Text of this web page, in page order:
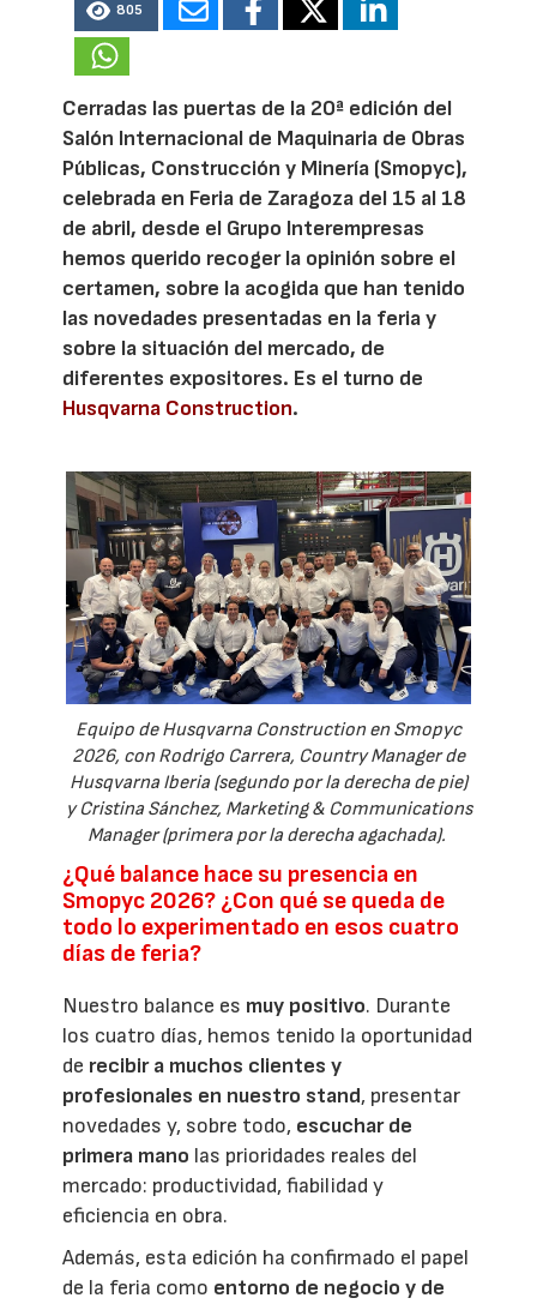
805
Cerradas las puertas de la 20ª edición del
Salón Internacional de Maquinaria de Obras
Públicas, Construcción y Minería (Smopyc),
celebrada en Feria de Zaragoza del 15 al 18
de abril, desde el Grupo Interempresas
hemos querido recoger la opinión sobre el
certamen, sobre la acogida que han tenido
las novedades presentadas en la feria y
sobre la situación del mercado, de
diferentes expositores. Es el turno de
Husqvarna Construction.
Equipo de Husqvarna Construction en Smopyc
2026, con Rodrigo Carrera, Country Manager de
Husqvarna Iberia (segundo por la derecha de pie)
y Cristina Sánchez, Marketing & Communications
Manager (primera por la derecha agachada).
¿Qué balance hace su presencia en
Smopyc 2026? ¿Con qué se queda de
todo lo experimentado en esos cuatro
días de feria?
Nuestro balance es muy positivo. Durante
los cuatro días, hemos tenido la oportunidad
de recibir a muchos clientes y
profesionales en nuestro stand, presentar
novedades y, sobre todo, escuchar de
primera mano las prioridades reales del
mercado: productividad, fiabilidad y
eficiencia en obra.
Además, esta edición ha confirmado el papel
de la feria como entorno de negocio y de